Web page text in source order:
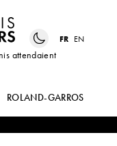
attendaient
FR EN
ROLAND-GARROS